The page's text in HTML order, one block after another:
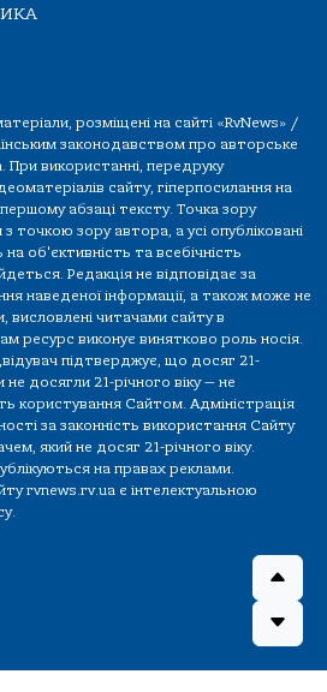
розміщені на сайті «RvNews» /
законодавством про авторське
При використанні, передруку
сайту, гіперпосилання на
абзаці тексту. Точка зору
точкою зору автора, а усі опубліковані
об'єктивність та всебічність
Редакція не відповідає за
наведеної інформації, а також може не
висловлені читачами сайту в
ресурс виконує винятково роль носія.
підтверджує, що досяг 21-
не досягли 21-річного віку — не
користування Сайтом. Адміністрація
за законність використання Сайту
який не досяг 21-річного віку.
на правах реклами.
rvnews.rv.ua є інтелектуальною